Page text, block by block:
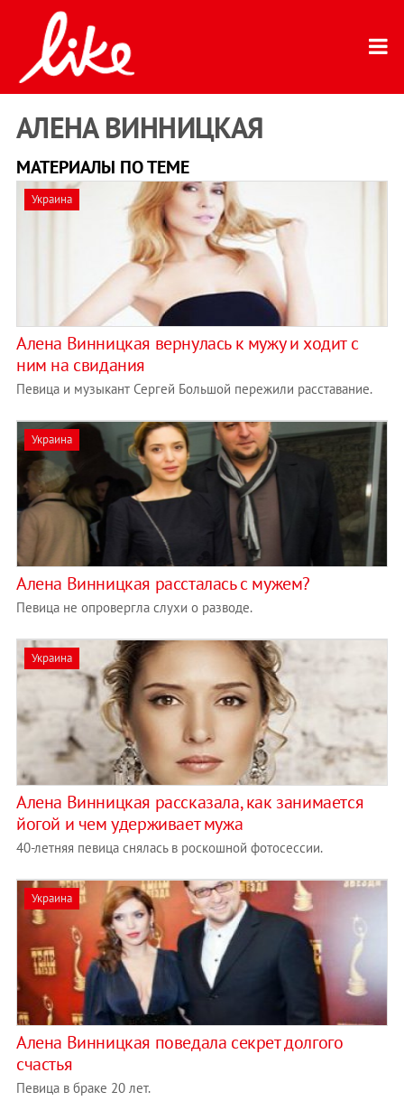
АЛЕНА ВИННИЦКАЯ
МАТЕРИАЛЫ ПО ТЕМЕ
Украина
Алена Винницкая вернулась к мужу и ходит с
ним на свидания
Певица и музыкант Сергей Большой пережили расставание.
Украина
Алена Винницкая рассталась с мужем?
Певица не опровергла слухи о разводе.
Украина
Алена Винницкая рассказала, как занимается
йогой и чем удерживает мужа
40-летняя певица снялась в роскошной фотосессии.
Украина
Алена Винницкая поведала секрет долгого
счастья
Певица в браке 20 лет.